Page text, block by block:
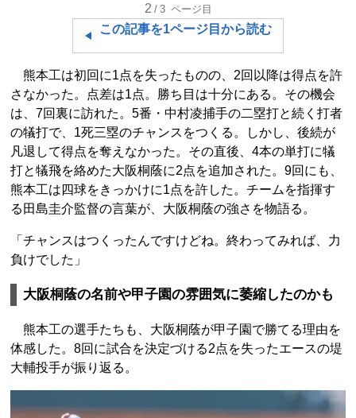
2 /3 ページ目
この記事を1ページ目から読む
熊本工は初回に1点を失ったものの、2回以降は得点を許
さなかった。点差は1点。勝ち目は十分にある。その機会
は、7回裏に訪れた。5番・中村凌捕手の二塁打と続く打者
の犠打で、1死三塁のチャンスをつくる。しかし、後続が
凡退して得点を奪えなかった。その直後、4本の単打に犠
打と犠飛を絡めた大阪桐蔭に2点を追加された。9回にも、
熊本工は四球をきっかけに1点を許した。チームを指揮す
る田島圭介監督の言葉が、大阪桐蔭の強さを物語る。
「チャンスはつくったんですけどね。終わってみれば、力
負けでした」
大阪桐蔭の名前や甲子園の雰囲気に萎縮したのかも
熊本工の選手たちも、大阪桐蔭が甲子園で勝てる理由を
体感した。8回に試合を決定づける2点を失ったエースの堤
大輔投手が振り返る。